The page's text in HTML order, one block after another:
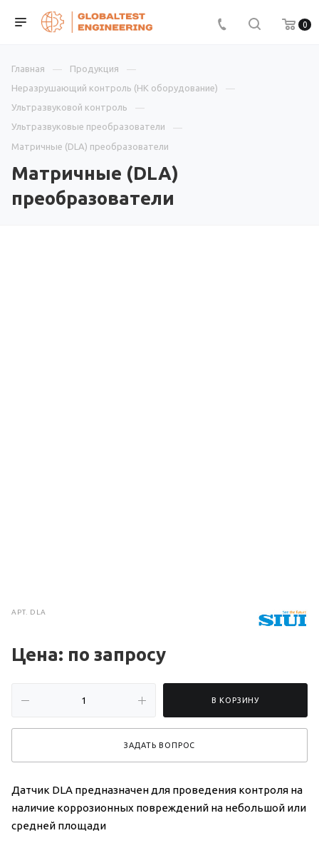
0
Главная
Продукция
Неразрушающий контроль (НК оборудование)
Ультразвуковой контроль
Ультразвуковые преобразователи
Матричные (DLA) преобразователи
Матричные (DLA)
преобразователи
АРТ. DLA
Цена: по запросу
В КОРЗИНУ
ЗАДАТЬ ВОПРОС
Датчик DLA предназначен для проведения контроля на
наличие коррозионных повреждений на небольшой или
средней площади